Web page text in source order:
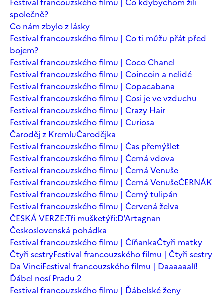
společně?
Co nám zbylo z lásky
Festival francouzského filmu | Co ti můžu přát před
bojem?
Festival francouzského filmu | Coco Chanel
Festival francouzského filmu | Coincoin a nelidé
Festival francouzského filmu | Copacabana
Festival francouzského filmu | Cosi je ve vzduchu
Festival francouzského filmu | Crazy Hair
Festival francouzského filmu | Curiosa
Čaroděj z KremluČarodějka
Festival francouzského filmu | Čas přemýšlet
Festival francouzského filmu | Černá vdova
Festival francouzského filmu | Černá Venuše
Festival francouzského filmu | Černá VenušeČERNÁK
Festival francouzského filmu | Černý tulipán
Festival francouzského filmu | Červená želva
ČESKÁ VERZE:Tři mušketýři:D'Artagnan
Československá pohádka
Festival francouzského filmu | ČíňankaČtyři matky
Čtyři sestryFestival francouzského filmu | Čtyři sestry
Da VinciFestival francouzského filmu | Daaaaaalí!
Ďábel nosí Pradu 2
Festival francouzského filmu | Ďábelské ženy